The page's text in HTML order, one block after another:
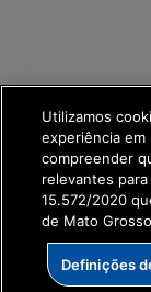
SETDIG |
Digital
Utilizamos
experiência
compreender
relevantes
15.572/2020
de Mato
Definições